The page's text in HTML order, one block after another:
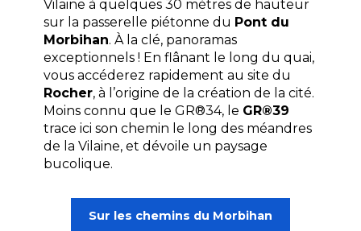
Vilaine à quelques 30 mètres de hauteur
sur la passerelle piétonne du Pont du
Morbihan. À la clé, panoramas
exceptionnels ! En flânant le long du quai,
vous accéderez rapidement au site du
Rocher, à l’origine de la création de la cité.
Moins connu que le GR®34, le GR®39
trace ici son chemin le long des méandres
de la Vilaine, et dévoile un paysage
bucolique.
Sur les chemins du Morbihan